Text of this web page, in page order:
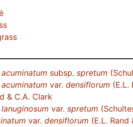
subsp. spretum
var. densiflorum (E.L.
& C.A. Clark
var. spretum
var. densiflorum (E.L.